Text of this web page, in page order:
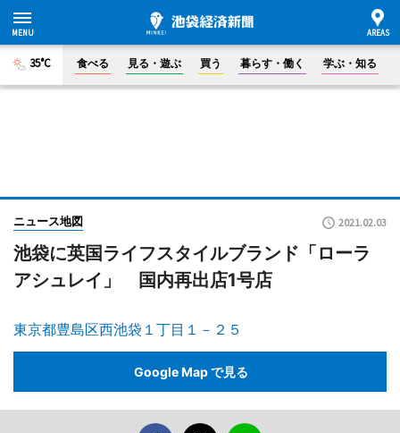
35°C 食べる 見る・遊ぶ 買う 暮らす・働く 学ぶ・知る
ニュース地図 2021.02.03
池袋に英国ライフスタイルブランド「ローラ
アシュレイ」 国内再出店1号店
東京都豊島区西池袋１丁目１－２５
Google Map で見る